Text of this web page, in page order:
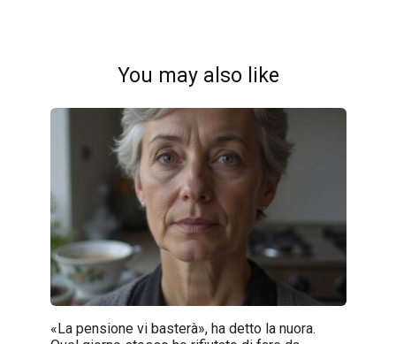
You may also like
«La pensione vi basterà», ha detto la nuora.